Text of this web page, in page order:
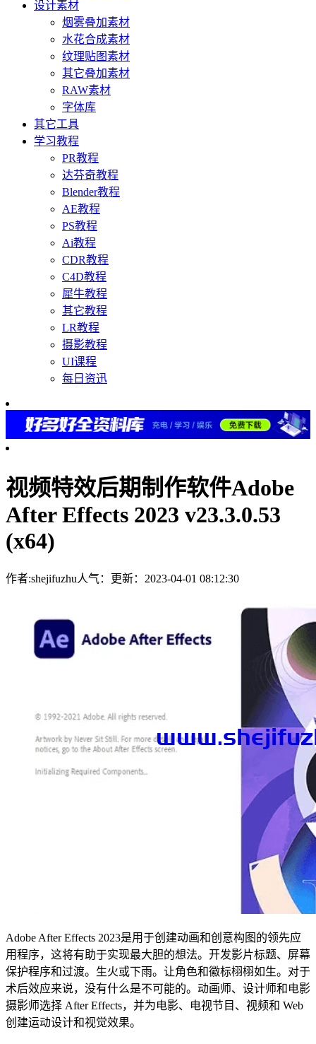
设计素材
烟雾叠加素材
水花合成素材
纹理贴图素材
其它叠加素材
RAW素材
字体库
其它工具
学习教程
PR教程
达芬奇教程
Blender教程
AE教程
PS教程
Ai教程
CDR教程
C4D教程
犀牛教程
其它教程
LR教程
摄影教程
UI课程
每日资迅
视频特效后期制作软件Adobe
After Effects 2023 v23.3.0.53
(x64)
作者:shejifuzhu人气： 更新：2023-04-01 08:12:30
Adobe After Effects 2023是用于创建动画和创意构图的领先应
用程序，这将有助于实现最大胆的想法。开发影片标题、屏幕
保护程序和过渡。生火或下雨。让角色和徽标栩栩如生。对于
术后效应来说，没有什么是不可能的。动画师、设计师和电影
摄影师选择 After Effects，并为电影、电视节目、视频和 Web
创建运动设计和视觉效果。